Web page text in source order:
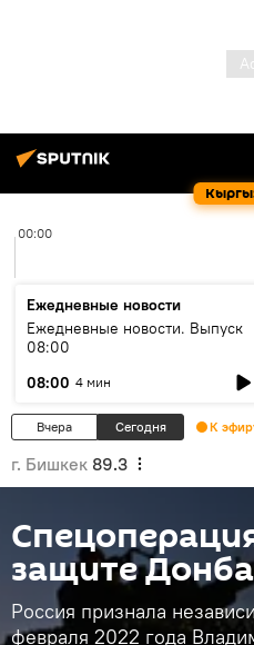
00:00
Ежедневные новости
Ежедневные новости. Выпуск
08:00
08:00 4 мин
Вчера Сегодня К
г. Бишкек 89.3
защите
Россия признала
февраля 2022 года